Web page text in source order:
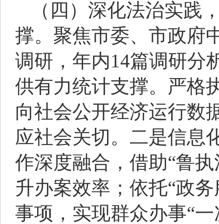
（四）深化法治实践
撑。聚焦市委、市政府
调研，年内14篇调研分
供有力统计支撑。严格
向社会公开经济运行数
应社会关切。二是信息
作深度融合，借助“鲁
升办案效率；依托“政
事项，实现群众办事“